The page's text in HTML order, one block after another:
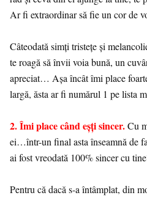
Ar fi extraordinar să fie un cor de
Câteodată simți tristețe și
te roagă să învii voia bună, un
apreciat… Așa încât îmi place
largă, ăsta ar fi numărul 1 pe lista
2. Îmi place când eșți sincer.Cu
ei…într-un final asta înseamnă de
ai fost vreodată 100% sincer cu
Pentru că dacă s-a întâmplat, din